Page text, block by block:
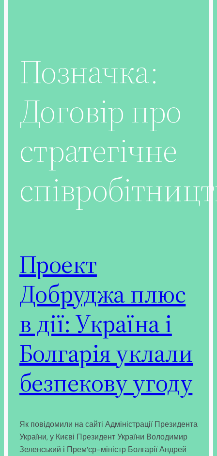
Позначка:
Договір про
стратегічне
Проект
Добруджа плюс
в дії: Україна і
Болгарія уклали
безпекову угоду
Як повідомили на сайті Адміністрації Президента
України, у Києві Президент України Володимир
Зеленський і Прем’єр-міністр Болгарії Андрей